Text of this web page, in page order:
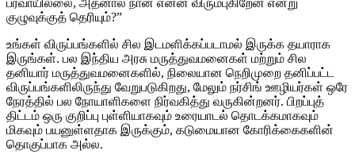
பரவாயில்லை, அதனால் நான் என்ன விரும்புகிறேன் என்று
குழுவுக்குத் தெரியும்?”
உங்கள் விருப்பங்களில் சில இடமளிக்கப்படாமல் இருக்க தயாராக
இருங்கள். பல இந்திய அரசு மருத்துவமனைகள் மற்றும் சில
தனியார் மருத்துவமனைகளில், நிலையான நெறிமுறை தனிப்பட்ட
விருப்பங்களிலிருந்து வேறுபடுகிறது, மேலும் நர்சிங் ஊழியர்கள் ஒரே
நேரத்தில் பல நோயாளிகளை நிர்வகித்து வருகின்றனர். பிறப்புத்
திட்டம் ஒரு குறிப்பு புள்ளியாகவும் உரையாடல் தொடக்கமாகவும்
மிகவும் பயனுள்ளதாக இருக்கும், கடுமையான கோரிக்கைகளின்
தொகுப்பாக அல்ல.